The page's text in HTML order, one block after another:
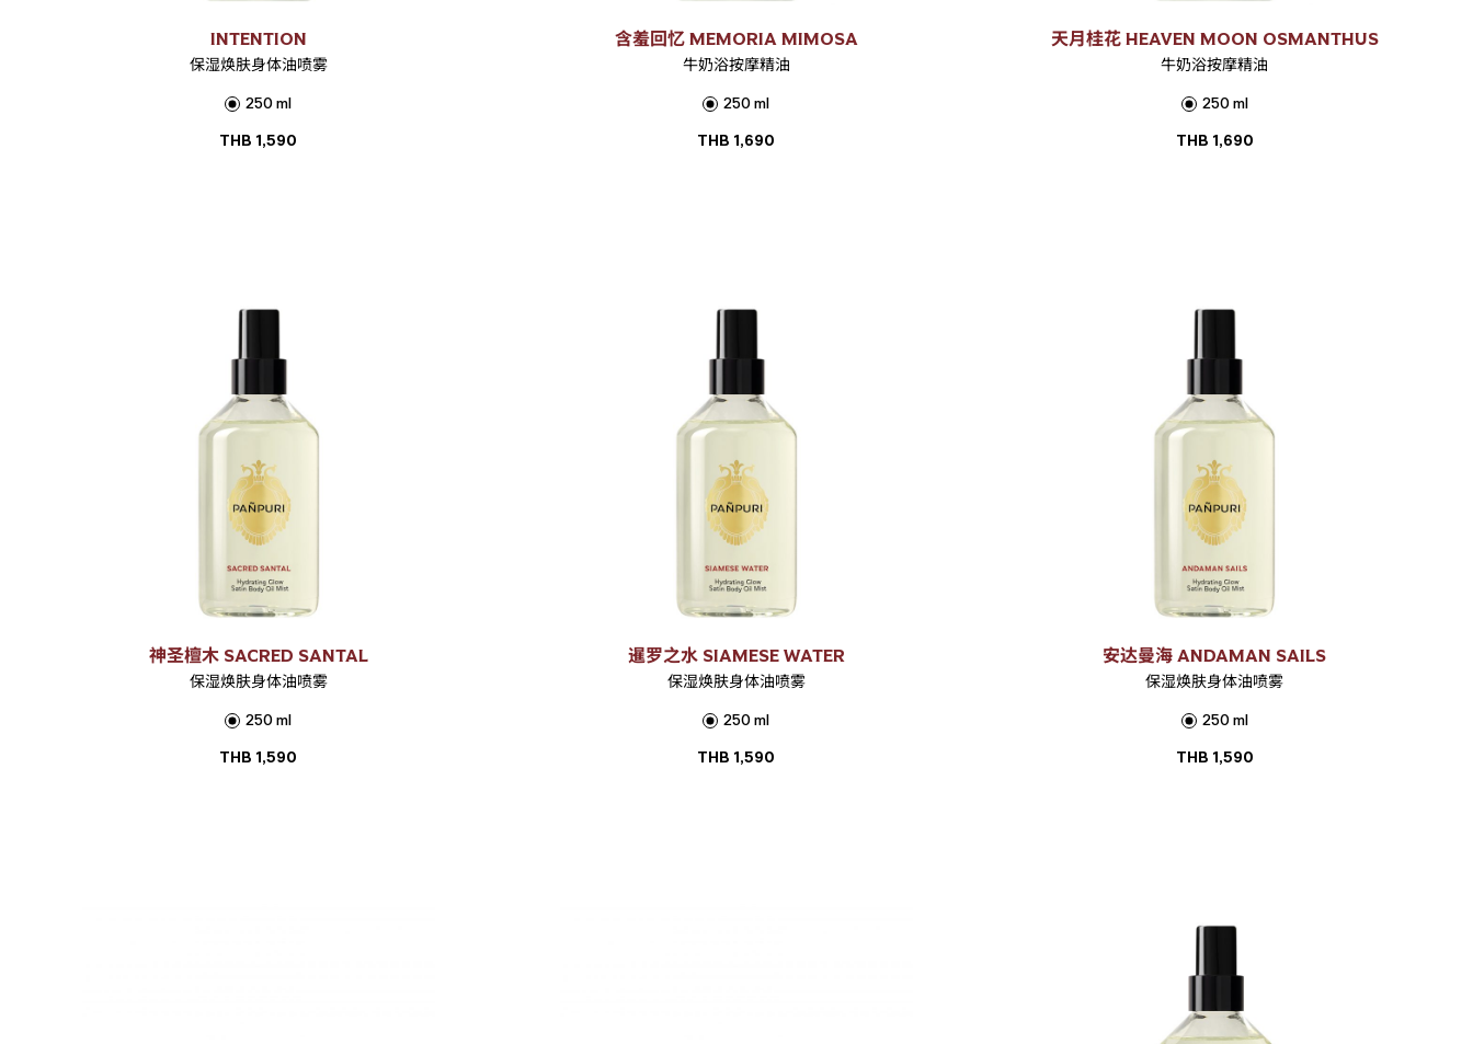
INTENTION
保湿焕肤身体油喷雾
250 ml
THB 1,590
含羞回忆 MEMORIA MIMOSA
牛奶浴按摩精油
250 ml
THB 1,690
天月桂花 HEAVEN MOON OSMANTHUS
牛奶浴按摩精油
250 ml
THB 1,690
神圣檀木 SACRED SANTAL
保湿焕肤身体油喷雾
250 ml
THB 1,590
暹罗之水 SIAMESE WATER
保湿焕肤身体油喷雾
250 ml
THB 1,590
安达曼海 ANDAMAN SAILS
保湿焕肤身体油喷雾
250 ml
THB 1,590